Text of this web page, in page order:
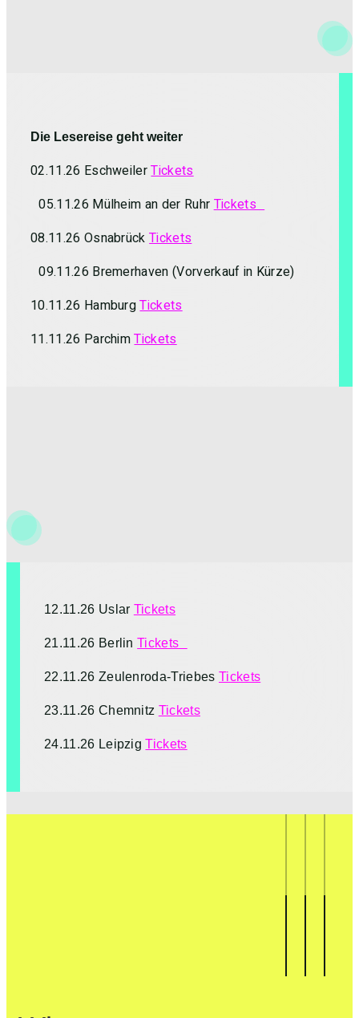
Die Lesereise geht weiter
02.11.26 EschweilerTickets
05.11.26 Mülheim an der RuhrTickets
08.11.26 OsnabrückTickets
09.11.26 Bremerhaven (Vorverkauf in Kürze)
10.11.26 HamburgTickets
11.11.26 ParchimTickets
12.11.26 Uslar Tickets
21.11.26 BerlinTickets
22.11.26 Zeulenroda-Triebes Tickets
23.11.26 Chemnitz Tickets
24.11.26 LeipzigTickets